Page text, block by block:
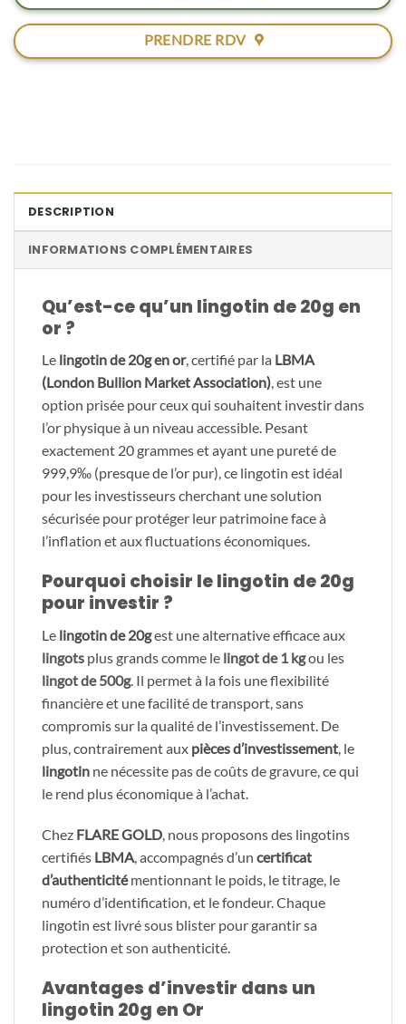
PRENDRE RDV
DESCRIPTION
INFORMATIONS COMPLÉMENTAIRES
Qu’est-ce qu’un lingotin de 20g en
or ?
Le lingotin de 20g en or, certifié par la LBMA
(London Bullion Market Association), est une
option prisée pour ceux qui souhaitent investir dans
l’or physique à un niveau accessible. Pesant
exactement 20 grammes et ayant une pureté de
999,9‰ (presque de l’or pur), ce lingotin est idéal
pour les investisseurs cherchant une solution
sécurisée pour protéger leur patrimoine face à
l’inflation et aux fluctuations économiques.
Pourquoi choisir le lingotin de 20g
pour investir ?
Le lingotin de 20gest une alternative efficace aux
lingots plus grands comme le lingot de 1 kgou les
lingot de 500g. Il permet à la fois une flexibilité
financière et une facilité de transport, sans
compromis sur la qualité de l’investissement. De
plus, contrairement aux pièces d’investissement , le
lingotin ne nécessite pas de coûts de gravure, ce qui
le rend plus économique à l’achat.
Chez FLARE GOLD, nous proposons des lingotins
certifiés LBMA, accompagnés d’un certificat
d’authenticitémentionnant le poids, le titrage, le
numéro d’identification, et le fondeur. Chaque
lingotin est livré sous blister pour garantir sa
protection et son authenticité.
Avantages d’investir dans un
lingotin 20g en Or